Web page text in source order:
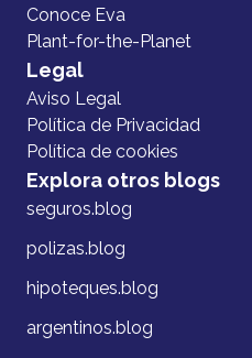
Conoce Eva
Plant-for-the-Planet
Legal
Aviso Legal
Política de Privacidad
Política de cookies
Explora otros blogs
seguros.blog
polizas.blog
hipoteques.blog
argentinos.blog